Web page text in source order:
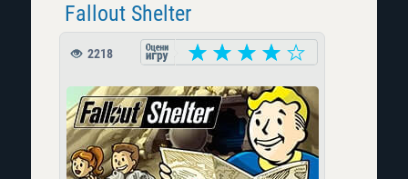
Fallout Shelter
2218